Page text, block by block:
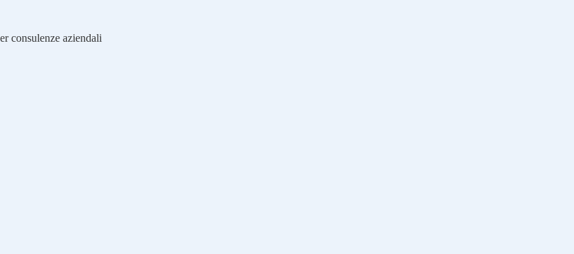
consulenze aziendali